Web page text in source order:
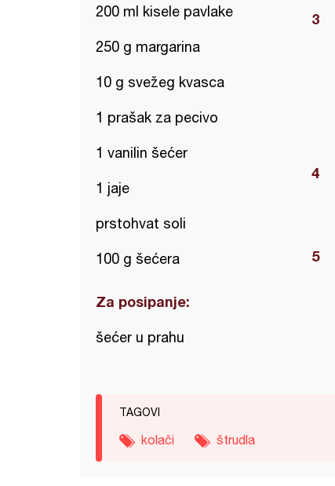
200 ml kisele pavlake
250 g margarina
10 g svežeg kvasca
1 prašak za pecivo
1 vanilin šećer
1 jaje
prstohvat soli
100 g šećera
Za posipanje:
šećer u prahu
TAGOVI
kolači štrudla